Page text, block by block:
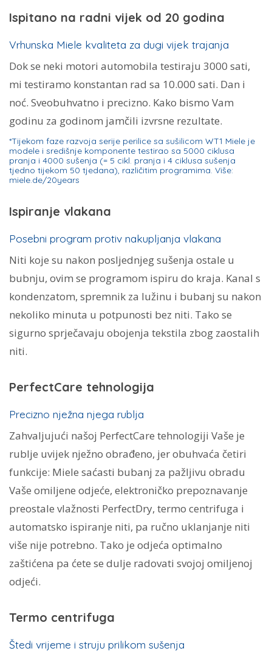
Ispitano na radni vijek od 20 godina
Vrhunska Miele kvaliteta za dugi vijek trajanja
Dok se neki motori automobila testiraju 3000 sati,
mi testiramo konstantan rad sa 10.000 sati. Dan i
noć. Sveobuhvatno i precizno. Kako bismo Vam
godinu za godinom jamčili izvrsne rezultate.
*Tijekom faze razvoja serije perilice sa sušilicom WT1 Miele je
modele i središnje komponente testirao sa 5000 ciklusa
pranja i 4000 sušenja (= 5 cikl. pranja i 4 ciklusa sušenja
tjedno tijekom 50 tjedana), različitim programima. Više:
miele.de/20years
Ispiranje vlakana
Posebni program protiv nakupljanja vlakana
Niti koje su nakon posljednjeg sušenja ostale u
bubnju, ovim se programom ispiru do kraja. Kanal s
kondenzatom, spremnik za lužinu i bubanj su nakon
nekoliko minuta u potpunosti bez niti. Tako se
sigurno sprječavaju obojenja tekstila zbog zaostalih
niti.
PerfectCare tehnologija
Precizno nježna njega rublja
Zahvaljujući našoj PerfectCare tehnologiji Vaše je
rublje uvijek nježno obrađeno, jer obuhvaća četiri
funkcije: Miele saćasti bubanj za pažljivu obradu
Vaše omiljene odjeće, elektroničko prepoznavanje
preostale vlažnosti PerfectDry, termo centrifuga i
automatsko ispiranje niti, pa ručno uklanjanje niti
više nije potrebno. Tako je odjeća optimalno
zaštićena pa ćete se dulje radovati svojoj omiljenoj
odjeći.
Termo centrifuga
Štedi vrijeme i struju prilikom sušenja